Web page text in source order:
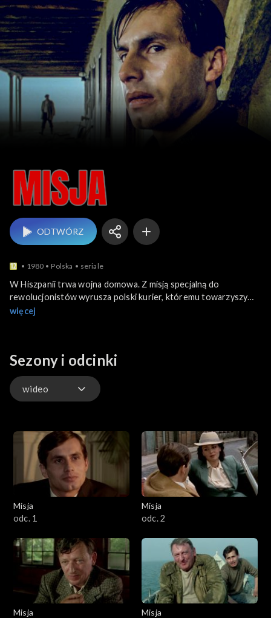
Misja
ODTWÓRZ
1980 Polska seriale
W Hiszpanii trwa wojna domowa. Z misją specjalną do
rewolucjonistów wyrusza polski kurier, któremu towarzyszy
agent Abwehry.
więcej
Sezony i odcinki
wideo
Misja
odc. 1
Misja
odc. 2
Misja
Misja